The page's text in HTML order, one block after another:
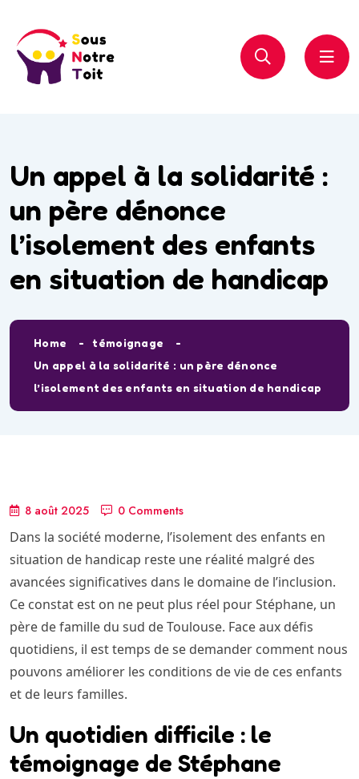
Un appel à la solidarité :
un père dénonce
l’isolement des enfants
en situation de handicap
Home
témoignage
Un appel à la solidarité : un père dénonce
l’isolement des enfants en situation de handicap
8 août 2025 0 Comments
Dans la société moderne, l’isolement des enfants en
situation de handicap reste une réalité malgré des
avancées significatives dans le domaine de l’inclusion.
Ce constat est on ne peut plus réel pour Stéphane, un
père de famille du sud de Toulouse. Face aux défis
quotidiens, il est temps de se demander comment nous
pouvons améliorer les conditions de vie de ces enfants
et de leurs familles.
Un quotidien difficile : le
témoignage de Stéphane